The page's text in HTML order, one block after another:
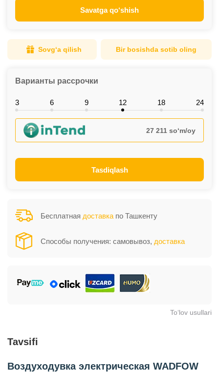
Savatga qo‘shish
Sovg‘a qilish Bir bosishda sotib oling
Варианты рассрочки
3 6 9 12 18 24
27 211 so‘m/oy
Tasdiqlash
Бесплатная доставка по Ташкенту
Способы получения: самовывоз, доставка
To‘lov usullari
Tavsifi
Воздуходувка электрическая WADFOW